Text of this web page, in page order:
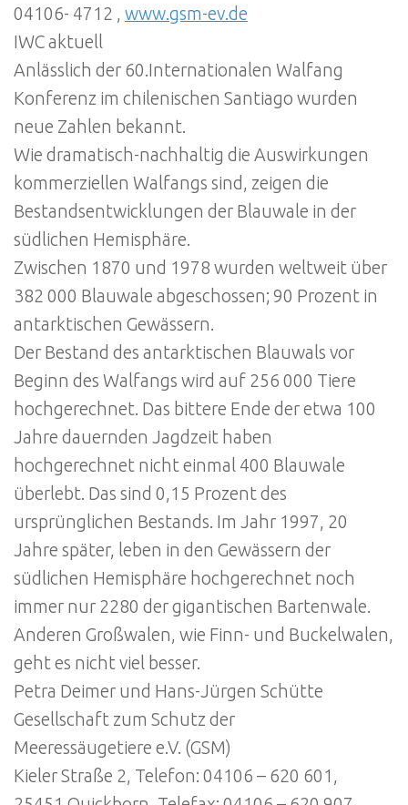
04106- 4712 , www.gsm-ev.de
IWC aktuell
Anlässlich der 60.Internationalen Walfang
Konferenz im chilenischen Santiago wurden
neue Zahlen bekannt.
Wie dramatisch-nachhaltig die Auswirkungen
kommerziellen Walfangs sind, zeigen die
Bestandsentwicklungen der Blauwale in der
südlichen Hemisphäre.
Zwischen 1870 und 1978 wurden weltweit über
382 000 Blauwale abgeschossen; 90 Prozent in
antarktischen Gewässern.
Der Bestand des antarktischen Blauwals vor
Beginn des Walfangs wird auf 256 000 Tiere
hochgerechnet. Das bittere Ende der etwa 100
Jahre dauernden Jagdzeit haben
hochgerechnet nicht einmal 400 Blauwale
überlebt. Das sind 0,15 Prozent des
ursprünglichen Bestands. Im Jahr 1997, 20
Jahre später, leben in den Gewässern der
südlichen Hemisphäre hochgerechnet noch
immer nur 2280 der gigantischen Bartenwale.
Anderen Großwalen, wie Finn- und Buckelwalen,
geht es nicht viel besser.
Petra Deimer und Hans-Jürgen Schütte
Gesellschaft zum Schutz der
Meeressäugetiere e.V. (GSM)
Kieler Straße 2, Telefon: 04106 – 620 601,